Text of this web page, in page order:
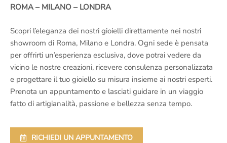
ROMA – MILANO – LONDRA
Scopri l’eleganza dei nostri gioielli direttamente nei nostri
showroom di Roma, Milano e Londra. Ogni sede è pensata
per offrirti un’esperienza esclusiva, dove potrai vedere da
vicino le nostre creazioni, ricevere consulenza personalizzata
e progettare il tuo gioiello su misura insieme ai nostri esperti.
Prenota un appuntamento e lasciati guidare in un viaggio
fatto di artigianalità, passione e bellezza senza tempo.
RICHIEDI UN APPUNTAMENTO